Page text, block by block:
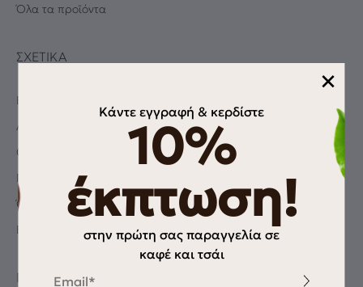
×
Κάντε εγγραφή & κερδίστε
10%
έκπτωση!
στην πρώτη σας παραγγελία σε
καφέ και τσάι
Email
Όλα τα προϊόντα
ΣΧΕΤΙΚΆ
Blog
Albums
Coffee Quiz
Πολιτική Απορρήτου
Όροι χρήσης
Επικοινωνία
ΠΛΗΡΟΦΟΡΊΕΣ